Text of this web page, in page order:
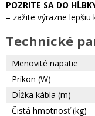
POZRITE SA DO
– zažite výrazne
Technické
Menovité napätie
Príkon (W)
Dĺžka kábla (m)
Čistá hmotnosť (kg)